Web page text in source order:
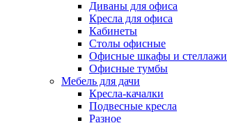
Диваны для офиса
Кресла для офиса
Кабинеты
Столы офисные
Офисные шкафы и стеллажи
Офисные тумбы
Мебель для дачи
Кресла-качалки
Подвесные кресла
Разное